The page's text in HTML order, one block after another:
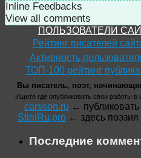
Inline Feedbacks
View all comments
ПОЛЬЗОВАТЕЛИ
Рейтинг писателей
Активность
ТОП-100 рейтинг
Вы писатель, поэт,
Ищете где опубликовать свои работы в
carsson.ru ← публиковать
StihiRu.pro ← здесь поэзия
Последние